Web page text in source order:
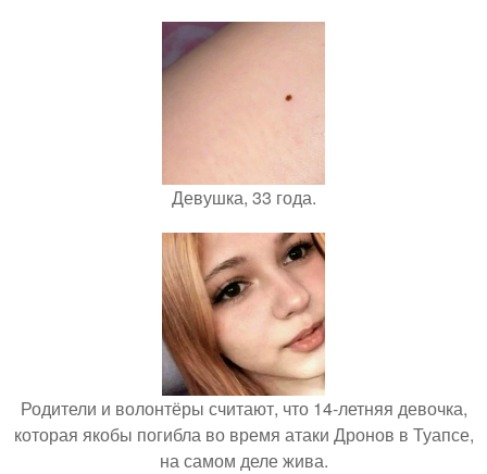
Девушка, 33 года.
Родители и волонтёры считают, что 14-летняя девочка,
которая якобы погибла во время атаки Дронов в Туапсе,
на самом деле жива.